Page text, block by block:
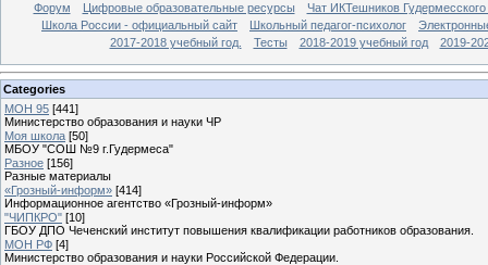
Форум
Цифровые образовательные ресурсы
Чат ИКТешников Гудермесского
Школа России - официальный сайт
Школьный педагог-психолог
2017-2018 учебный год.
Тесты 2018-2019 учебный год 2019-
Categories
МОН 95 [441]
Министерство образования и науки ЧР
Моя школа [50]
МБОУ "СОШ №9 г.Гудермеса"
Разное [156]
Разные материалы
«Грозный-информ» [414]
Информационное агентство «Грозный-информ»
"ЧИПКРО" [10]
ГБОУ ДПО Чеченский институт повышения квалификации работников образования.
МОН РФ [4]
Министерство образования и науки Российской Федерации.